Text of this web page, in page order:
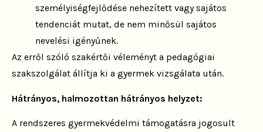
személyiségfejlődése nehezített vagy sajátos
tendenciát mutat, de nem minősül sajátos
nevelési igényűnek.
Az erről szóló szakértői véleményt a pedagógiai
szakszolgálat állítja ki a gyermek vizsgálata után.
Hátrányos, halmozottan hátrányos helyzet:
A rendszeres gyermekvédelmi támogatásra jogosult